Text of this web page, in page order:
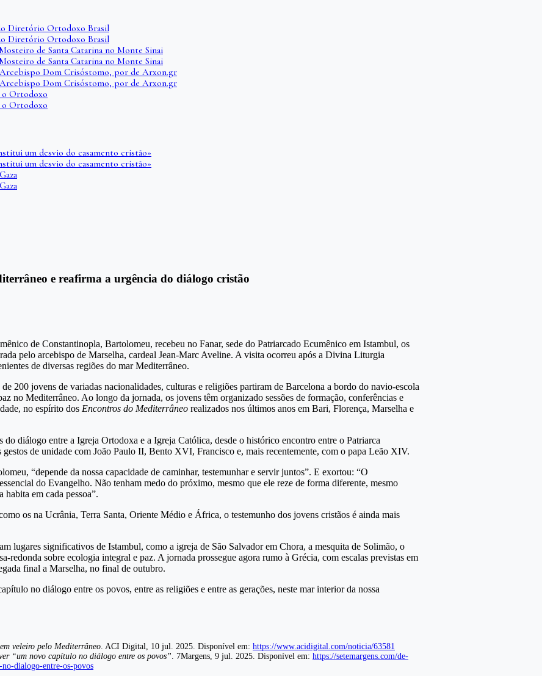
Diretório Ortodoxo Brasil
Diretório Ortodoxo Brasil
de Santa Catarina no Monte Sinai
de Santa Catarina no Monte Sinai
Dom Crisóstomo, por de Arxon.gr
Dom Crisóstomo, por de Arxon.gr
o Ortodoxo
o Ortodoxo
um desvio do casamento cristão»
um desvio do casamento cristão»
e reafirma a urgência do diálogo cristão
de Constantinopla, Bartolomeu, recebeu no Fanar, sede do Patriarcado Ecumênico em Istambul, os
pelo arcebispo de Marselha, cardeal Jean-Marc Aveline. A visita ocorreu após a Divina Liturgia
de diversas regiões do mar Mediterrâneo.
200 jovens de variadas nacionalidades, culturas e religiões partiram de Barcelona a bordo do navio-escola
no Mediterrâneo. Ao longo da jornada, os jovens têm organizado sessões de formação, conferências e
no espírito dos Encontros do Mediterrâneo realizados nos últimos anos em Bari, Florença, Marselha e
diálogo entre a Igreja Ortodoxa e a Igreja Católica, desde o histórico encontro entre o Patriarca
de unidade com João Paulo II, Bento XVI, Francisco e, mais recentemente, com o papa Leão XIV.
“depende da nossa capacidade de caminhar, testemunhar e servir juntos”. E exortou: “O
do Evangelho. Não tenham medo do próximo, mesmo que ele reze de forma diferente, mesmo
em cada pessoa”.
os na Ucrânia, Terra Santa, Oriente Médio e África, o testemunho dos jovens cristãos é ainda mais
lugares significativos de Istambul, como a igreja de São Salvador em Chora, a mesquita de Solimão, o
sobre ecologia integral e paz. A jornada prossegue agora rumo à Grécia, com escalas previstas em
final a Marselha, no final de outubro.
no diálogo entre os povos, entre as religiões e entre as gerações, neste mar interior da nossa
veleiro pelo Mediterrâneo. ACI Digital, 10 jul. 2025. Disponível em: https://www.acidigital.com/noticia/63581
“um novo capítulo no diálogo entre os povos”. 7Margens, 9 jul. 2025. Disponível em: https://setemargens.com/de-
dialogo-entre-os-povos